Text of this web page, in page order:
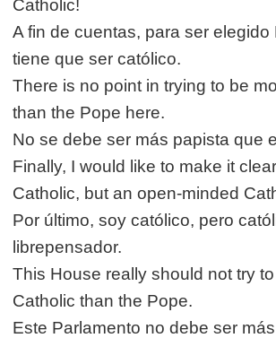
Catholic!
A fin de cuentas, para ser elegido
tiene que ser católico.
There is no point in trying to be
than the Pope here.
No se debe ser más papista que
Finally, I would like to make it
Catholic, but an open-minded
Por último, soy católico, pero
librepensador.
This House really should not try
Catholic than the Pope.
Este Parlamento no debe ser